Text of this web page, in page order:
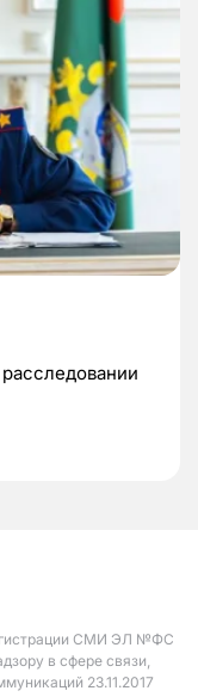
СМИ ЭЛ №ФС
в сфере связи,
23.11.2017